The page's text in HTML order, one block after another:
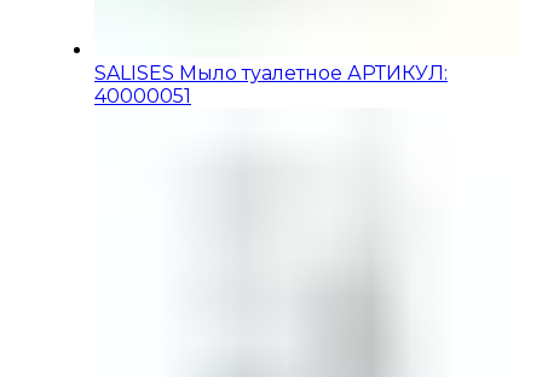
SALISES Мыло туалетное АРТИКУЛ:
40000051